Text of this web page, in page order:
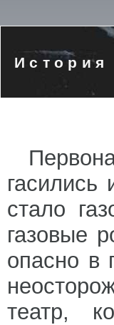
стало
газовые
опасно в
театр,